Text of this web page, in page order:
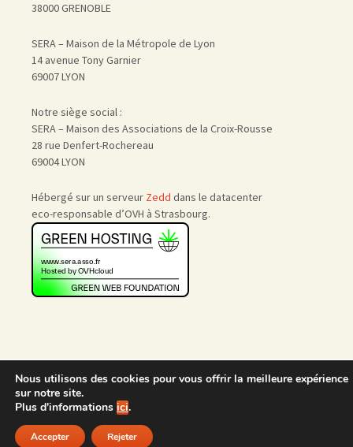
38000 GRENOBLE
SERA – Maison de la Métropole de Lyon
14 avenue Tony Garnier
69007 LYON
Notre siège social :
SERA – Maison des Associations de la Croix-Rousse
28 rue Denfert-Rochereau
69004 LYON
Hébergé sur un serveur Zedd dans le datacenter
eco-responsable d’OVH à Strasbourg.
Accueil | Nous rejoindre
Admin
Nous utilisons des cookies pour vous offrir la meilleure expérience
sur notre site.
Plus d'informations ici.
Accepter Rejeter